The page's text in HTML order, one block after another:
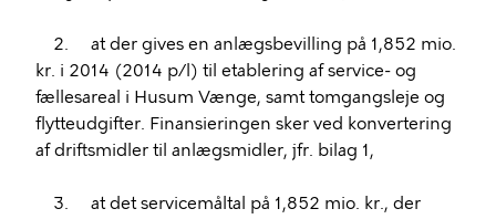
2. at der gives en anlægsbevilling på 1,852 mio.
kr. i 2014 (2014 p/l) til etablering af service- og
fællesareal i Husum Vænge, samt tomgangsleje og
flytteudgifter. Finansieringen sker ved konvertering
af driftsmidler til anlægsmidler, jfr. bilag 1,
3. at det servicemåltal på 1,852 mio. kr., der